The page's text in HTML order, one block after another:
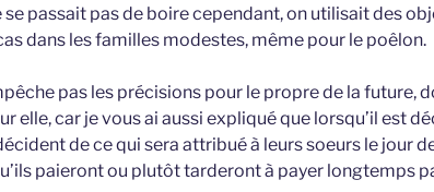
passait pas de boire cependant, on utilisait des
dans les familles modestes, même pour le poêlon.
pas les précisions pour le propre de la future,
elle, car je vous ai aussi expliqué que lorsqu’il est
de ce qui sera attribué à leurs soeurs le jour
paieront ou plutôt tarderont à payer longtemps